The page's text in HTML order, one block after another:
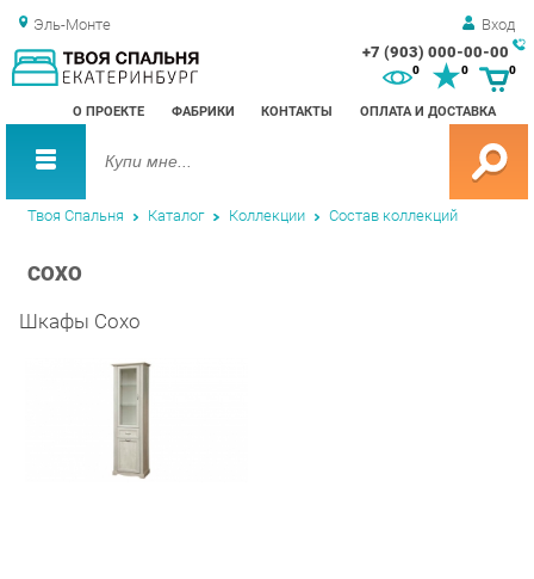
Эль-Монте Вход
+7 (903) 000-00-00
О ПРОЕКТЕ ФАБРИКИ КОНТАКТЫ ОПЛАТА И ДОСТАВКА
0 0
Твоя Спальня Каталог Коллекции Состав коллекций
СОХО
Шкафы Сохо